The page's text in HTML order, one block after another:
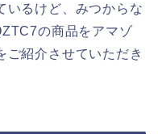
いるけど、みつからな
の商品をアマゾ
ご紹介させていただき